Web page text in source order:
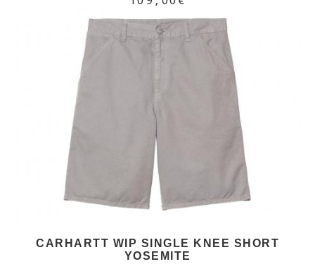
CARHARTT WIP SINGLE KNEE SHORT
YOSEMITE